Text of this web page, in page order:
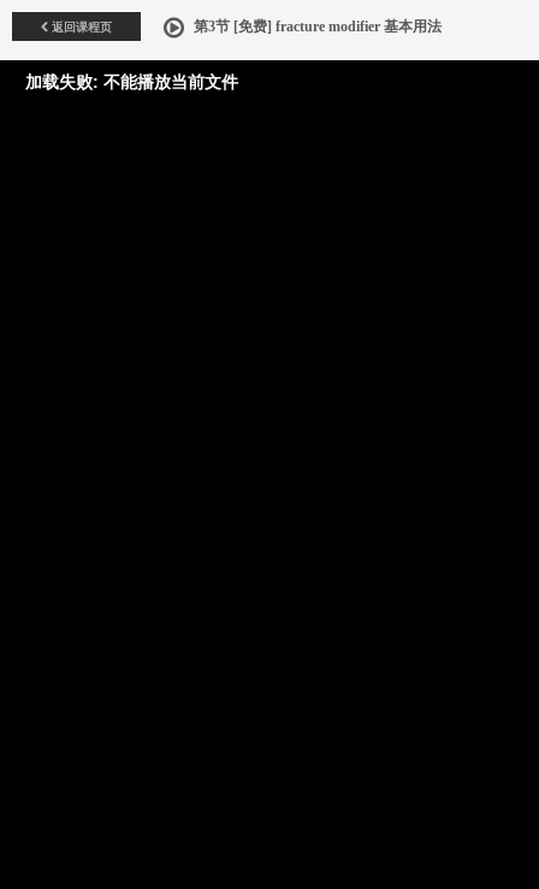
返回课程页 第3节 [免费] fracture modifier 基本用法
加载失败: 不能播放当前文件